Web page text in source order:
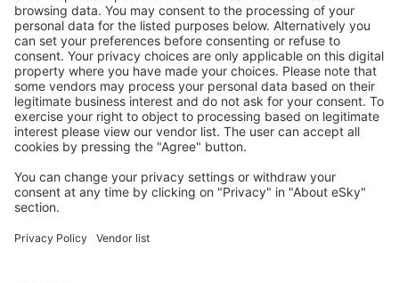
Rezervare fără griji cu opțiune gratuită de anulare.
Economiseşte mai mult
Prețuri atractive și oferte speciale pentru utilizatorii
conectați.
Alege din peste 1,3 mil. de opţiuni: hoteluri, cabane,
apartamente și altele.